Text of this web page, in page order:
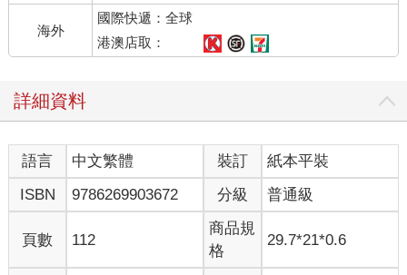
海外
國際快遞：全球
港澳店取：
詳細資料
語言 中文繁體 裝訂
紙本平裝
ISBN
9786269903672 分級 普通級
頁數 112
商品規
格
29.7*21*0.6